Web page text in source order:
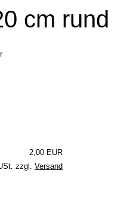
cm rund
2,00 EUR
zzgl. Versand